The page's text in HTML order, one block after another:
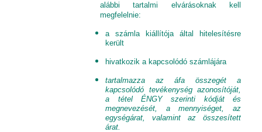
alábbi tartalmi elvárásoknak kell
megfelelnie:
a számla kiállítója által hitelesítésre
került
hivatkozik a kapcsolódó számlájára
tartalmazza az áfa összegét a
kapcsolódó tevékenység azonosítóját,
a tétel ÉNGY szerinti kódját és
megnevezését, a mennyiséget, az
egységárat, valamint az összesített
árat.